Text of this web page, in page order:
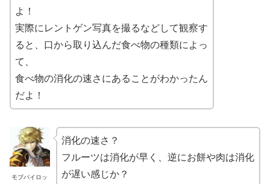
よ！
実際にレントゲン写真を撮るなどして観察す
ると、口から取り込んだ食べ物の種類によっ
て、
食べ物の消化の速さにあることがわかったん
だよ！
モブパイロッ
消化の速さ？
フルーツは消化が早く、逆にお餅や肉は消化
が遅い感じか？